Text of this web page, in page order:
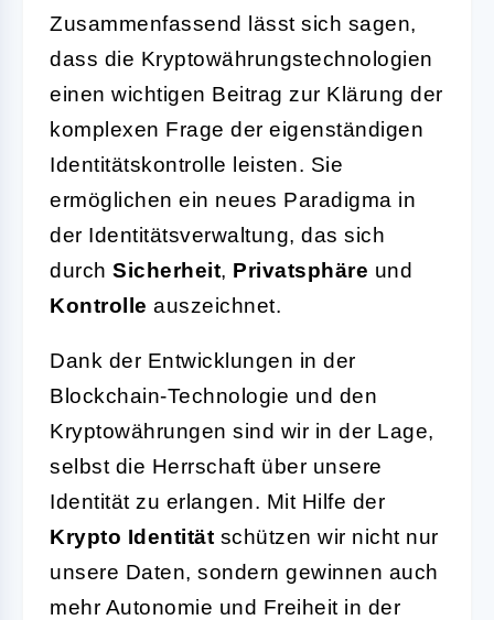
Zusammenfassend lässt sich sagen,
dass die Kryptowährungstechnologien
einen wichtigen Beitrag zur Klärung der
komplexen Frage der eigenständigen
Identitätskontrolle leisten. Sie
ermöglichen ein neues Paradigma in
der Identitätsverwaltung, das sich
durch Sicherheit, Privatsphäre und
Kontrolle auszeichnet.
Dank der Entwicklungen in der
Blockchain-Technologie und den
Kryptowährungen sind wir in der Lage,
selbst die Herrschaft über unsere
Identität zu erlangen. Mit Hilfe der
Krypto Identität schützen wir nicht nur
unsere Daten, sondern gewinnen auch
mehr Autonomie und Freiheit in der